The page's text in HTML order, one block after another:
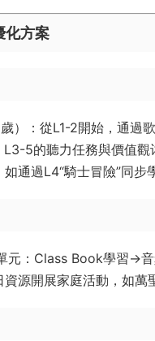
化方案
歲）：從L1-2開始，通過
L3-5的聽力任務與價值觀
如通過L4“騎士冒險”同步
元：Class Book學習→
資源開展家庭活動，如萬